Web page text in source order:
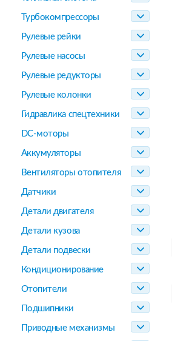
Турбокомпрессоры
Рулевые рейки
Рулевые насосы
Рулевые редукторы
Рулевые колонки
Гидравлика спецтехники
DC-моторы
Аккумуляторы
Вентиляторы отопителя
Датчики
Детали двигателя
Детали кузова
Детали подвески
Кондиционирование
Отопители
Подшипники
Приводные механизмы